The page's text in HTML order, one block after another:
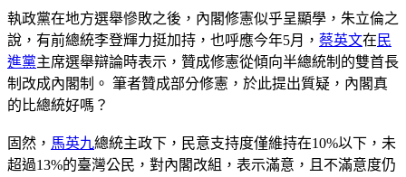
執政黨在地方選舉慘敗之後，內閣修憲似乎呈顯學，朱立倫之
說，有前總統李登輝力挺加持，也呼應今年5月， 蔡英文在 民
進黨主席選舉辯論時表示，贊成修憲從傾向半總統制的雙首長
制改成內閣制。 筆者贊成部分修憲，於此提出質疑，內閣真
的比總統好嗎？
固然， 馬英九總統主政下，民意支持度僅維持在10%以下，未
超過13%的臺灣公民，對內閣改組，表示滿意，且不滿意度仍